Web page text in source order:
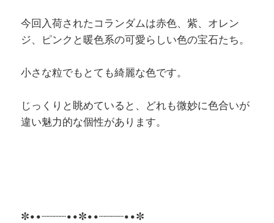
今回入荷されたコランダムは赤色、紫、オレン
ジ、ピンクと暖色系の可愛らしい色の宝石たち。
小さな粒でもとても綺麗な色です。
じっくりと眺めていると、どれも微妙に色合いが
違い魅力的な個性があります。
✼••┈┈┈┈••✼••┈┈┈┈••✼